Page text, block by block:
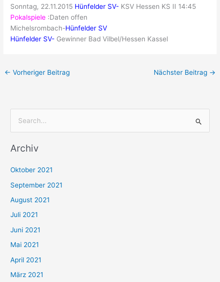
Sonntag, 22.11.2015 Hünfelder SV- KSV Hessen KS II 14:45
Pokalspiele :Daten offen
Michelsrombach-Hünfelder SV
Hünfelder SV- Gewinner Bad Vilbel/Hessen Kassel
← Vorheriger Beitrag Nächster Beitrag →
c
n
n
a
c
h
:
Archiv
Oktober 2021
September 2021
August 2021
Juli 2021
Juni 2021
Mai 2021
April 2021
März 2021